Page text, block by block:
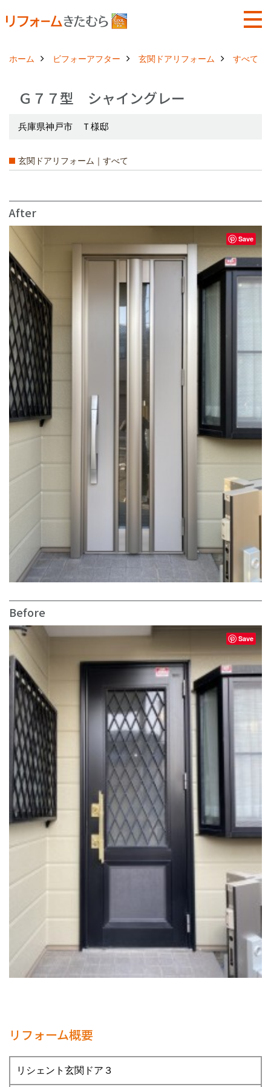
ホーム ビフォーアフター 玄関ドアリフォーム すべて
Ｇ７７型 シャイングレー
兵庫県神戸市 Ｔ様邸
玄関ドアリフォーム｜すべて
After
Save
Before
Save
リフォーム概要
リシェント玄関ドア３